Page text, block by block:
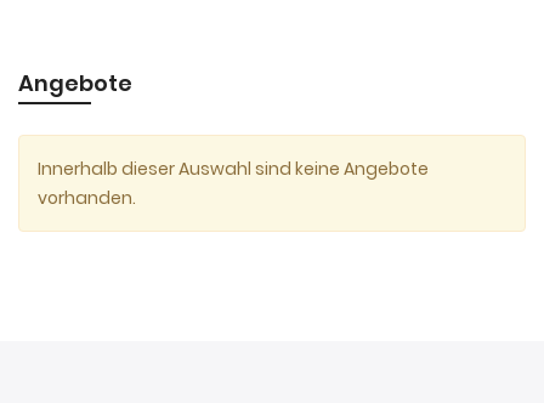
Angebote
Innerhalb dieser Auswahl sind keine Angebote
vorhanden.